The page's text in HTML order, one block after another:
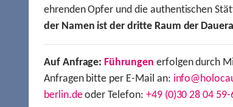
ehrenden Opfer und die authentischen
der Namen ist der dritte Raum der
Auf Anfrage: Führungen erfolgen durch
Anfragen bitte per E-Mail an:
berlin.deoder Telefon: +49 (0)30 28 04 59-